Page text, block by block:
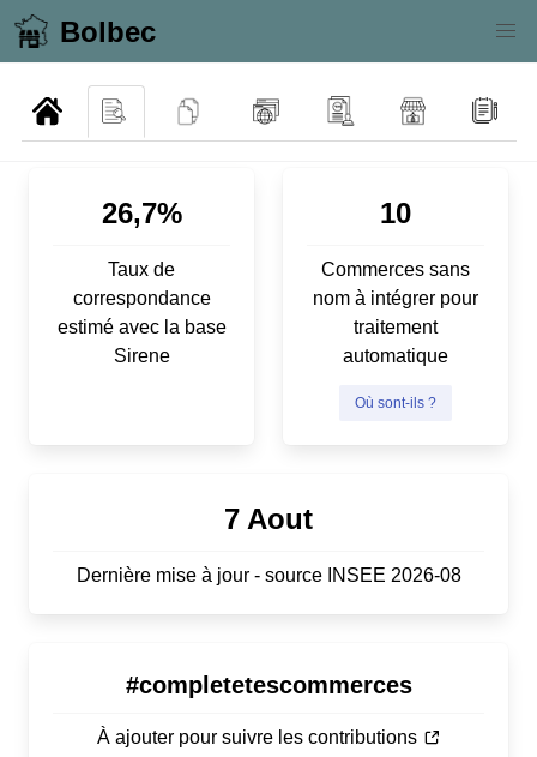
Bolbec
26,7%
Taux de
correspondance
estimé avec la base
Sirene
10
Commerces sans
nom à intégrer pour
traitement
automatique
Où sont-ils ?
7 Aout
Dernière mise à jour - source INSEE 2026-08
#completetescommerces
À ajouter pour suivre les contributions